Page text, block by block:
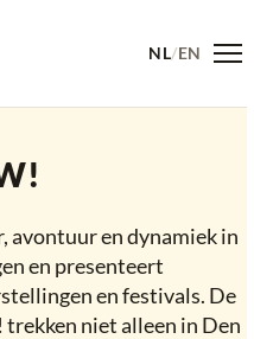
NL/EN
!
avontuur en dynamiek in
en presenteert
en festivals. De
! trekken niet alleen in Den